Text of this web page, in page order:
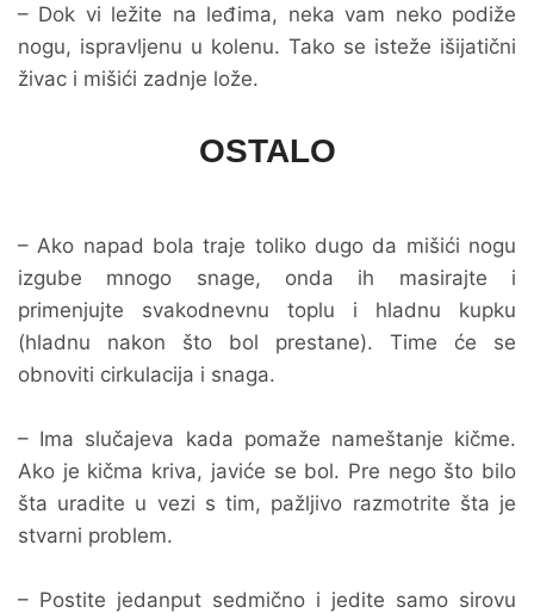
– Dok vi ležite na leđima, neka vam neko podiže
nogu, ispravljenu u kolenu. Tako se isteže išijatični
živac i mišići zadnje lože.
OSTALO
– Ako napad bola traje toliko dugo da mišići nogu
izgube mnogo snage, onda ih masirajte i
primenjujte svakodnevnu toplu i hladnu kupku
(hladnu nakon što bol prestane). Time će se
obnoviti cirkulacija i snaga.
– Ima slučajeva kada pomaže nameštanje kičme.
Ako je kičma kriva, javiće se bol. Pre nego što bilo
šta uradite u vezi s tim, pažljivo razmotrite šta je
stvarni problem.
– Postite jedanput sedmično i jedite samo sirovu